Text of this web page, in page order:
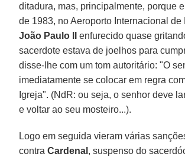
ditadura, mas, principalmente, porque
de 1983, no Aeroporto Internacional de
João Paulo II
enfurecido quase
sacerdote estava de joelhos para
disse-lhe com um tom autoritário: "O
imediatamente se colocar em regra
Igreja". (NdR: ou seja, o senhor deve
e voltar ao seu mosteiro...).
Logo em seguida vieram várias
contraCardenal , suspenso do